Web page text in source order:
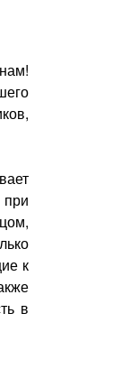
к
в